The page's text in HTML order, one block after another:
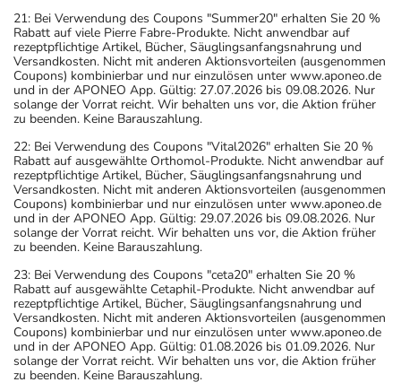
gewissenhafte Dosierung. Im Zweifelsfalle fragen Sie
Ihren Arzt oder Apotheker nach etwaigen Auswirkungen
oder Vorsichtsmaßnahmen.
Eine vom Arzt verordnete Dosierung kann von den
Angaben der Packungsbeilage abweichen. Da der Arzt sie
individuell abstimmt, sollten Sie das Arzneimittel daher
nach seinen Anweisungen anwenden.
Aufbewahrung
Aufbewahrung
Das Arzneimittel muss
- vor Hitze geschützt
- im Dunkeln (z.B. im Umkarton)
aufbewahrt werden.
Wichtige Hinweise
21: Bei Verwendung des Coupons "Summer20" erhalten Sie 20 %
Rabatt auf viele Pierre Fabre-Produkte. Nicht anwendbar auf
rezeptpflichtige Artikel, Bücher, Säuglingsanfangsnahrung und
Versandkosten. Nicht mit anderen Aktionsvorteilen (ausgenommen
Coupons) kombinierbar und nur einzulösen unter www.aponeo.de
und in der APONEO App. Gültig: 27.07.2026 bis 09.08.2026. Nur
solange der Vorrat reicht. Wir behalten uns vor, die Aktion früher
zu beenden. Keine Barauszahlung.
22: Bei Verwendung des Coupons "Vital2026" erhalten Sie 20 %
Rabatt auf ausgewählte Orthomol-Produkte. Nicht anwendbar auf
rezeptpflichtige Artikel, Bücher, Säuglingsanfangsnahrung und
Versandkosten. Nicht mit anderen Aktionsvorteilen (ausgenommen
Coupons) kombinierbar und nur einzulösen unter www.aponeo.de
und in der APONEO App. Gültig: 29.07.2026 bis 09.08.2026. Nur
solange der Vorrat reicht. Wir behalten uns vor, die Aktion früher
zu beenden. Keine Barauszahlung.
23: Bei Verwendung des Coupons "ceta20" erhalten Sie 20 %
Rabatt auf ausgewählte Cetaphil-Produkte. Nicht anwendbar auf
rezeptpflichtige Artikel, Bücher, Säuglingsanfangsnahrung und
Versandkosten. Nicht mit anderen Aktionsvorteilen (ausgenommen
Coupons) kombinierbar und nur einzulösen unter www.aponeo.de
und in der APONEO App. Gültig: 01.08.2026 bis 01.09.2026. Nur
solange der Vorrat reicht. Wir behalten uns vor, die Aktion früher
zu beenden. Keine Barauszahlung.